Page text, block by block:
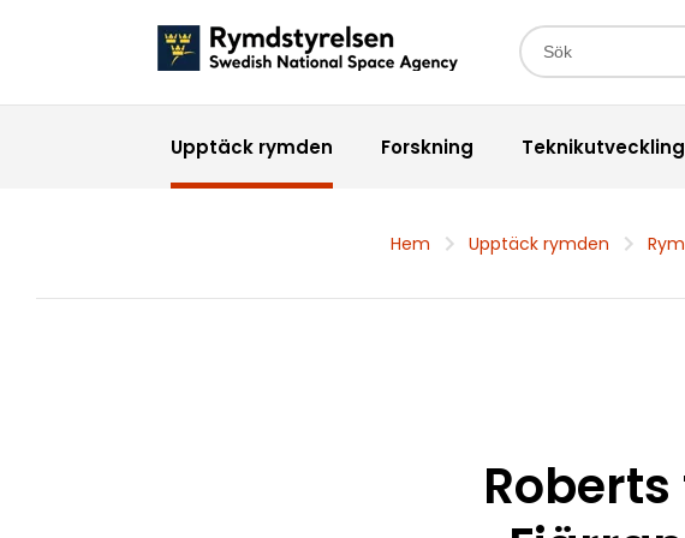
Sökfält
Upptäck rymden Forskning Teknikutveckling
Hem Upptäck rymden